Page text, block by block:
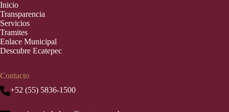
Inicio
Transparencia
Servicios
Tramites
Enlace Municipal
Descubre Ecatepec
Contacto
+52 (55) 5836-1500